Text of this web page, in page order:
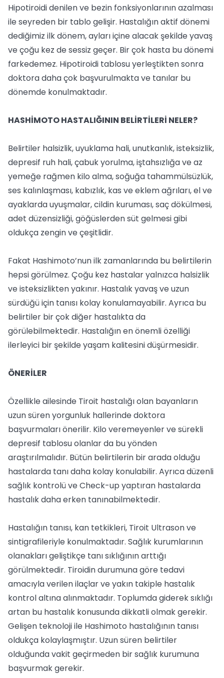
Hipotiroidi denilen ve bezin fonksiyonlarının azalması
ile seyreden bir tablo gelişir. Hastalığın aktif dönemi
dediğimiz ilk dönem, ayları içine alacak şekilde yavaş
ve çoğu kez de sessiz geçer. Bir çok hasta bu dönemi
farkedemez. Hipotiroidi tablosu yerleştikten sonra
doktora daha çok başvurulmakta ve tanılar bu
dönemde konulmaktadır.
HASHİMOTO HASTALIĞININ BELİRTİLERİ NELER?
Belirtiler halsizlik, uyuklama hali, unutkanlık, isteksizlik,
depresif ruh hali, çabuk yorulma, iştahsızlığa ve az
yemeğe rağmen kilo alma, soğuğa tahammülsüzlük,
ses kalınlaşması, kabızlık, kas ve eklem ağrıları, el ve
ayaklarda uyuşmalar, cildin kuruması, saç dökülmesi,
adet düzensizliği, göğüslerden süt gelmesi gibi
oldukça zengin ve çeşitlidir.
Fakat Hashimoto’nun ilk zamanlarında bu belirtilerin
hepsi görülmez. Çoğu kez hastalar yalnızca halsizlik
ve isteksizlikten yakınır. Hastalık yavaş ve uzun
sürdüğü için tanısı kolay konulamayabilir. Ayrıca bu
belirtiler bir çok diğer hastalıkta da
görülebilmektedir. Hastalığın en önemli özelliği
ilerleyici bir şekilde yaşam kalitesini düşürmesidir.
ÖNERİLER
Özellikle ailesinde Tiroit hastalığı olan bayanların
uzun süren yorgunluk hallerinde doktora
başvurmaları önerilir. Kilo veremeyenler ve sürekli
depresif tablosu olanlar da bu yönden
araştırılmalıdır. Bütün belirtilerin bir arada olduğu
hastalarda tanı daha kolay konulabilir. Ayrıca düzenli
sağlık kontrolü ve Check-up yaptıran hastalarda
hastalık daha erken tanınabilmektedir.
Hastalığın tanısı, kan tetkikleri, Tiroit Ultrason ve
sintigrafileriyle konulmaktadır. Sağlık kurumlarının
olanakları geliştikçe tanı sıklığının arttığı
görülmektedir. Tiroidin durumuna göre tedavi
amacıyla verilen ilaçlar ve yakın takiple hastalık
kontrol altına alınmaktadır. Toplumda giderek sıklığı
artan bu hastalık konusunda dikkatli olmak gerekir.
Gelişen teknoloji ile Hashimoto hastalığının tanısı
oldukça kolaylaşmıştır. Uzun süren belirtiler
olduğunda vakit geçirmeden bir sağlık kurumuna
başvurmak gerekir.